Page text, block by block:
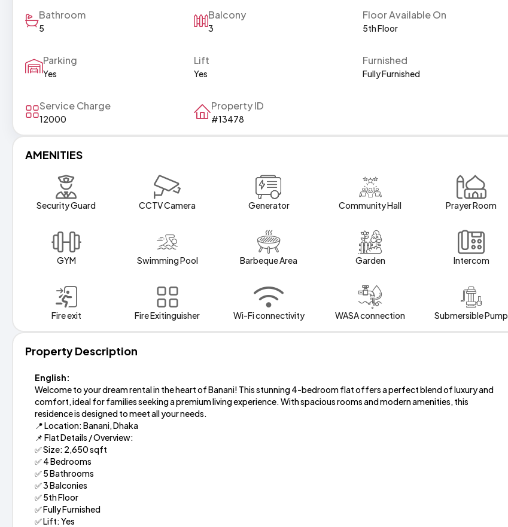
Bathroom
5
Balcony
3
Floor Available On
5th Floor
Parking
Yes
Lift
Yes
Furnished
Fully Furnished
Service Charge
12000
Property ID
#13478
AMENITIES
Security Guard CCTV Camera Generator Community Hall Prayer Room
GYM Swimming Pool Barbeque Area Garden Intercom
Fire exit Fire Exitinguisher Wi-Fi connectivity WASA connection Submersible Pump
Property Description
English:
Welcome to your dream rental in the heart of Banani! This stunning 4-bedroom flat offers a perfect blend of luxury and
comfort, ideal for families seeking a premium living experience. With spacious rooms and modern amenities, this
residence is designed to meet all your needs.
📍 Location: Banani, Dhaka
📌 Flat Details / Overview:
✅ Size: 2,650 sqft
✅ 4 Bedrooms
✅ 5 Bathrooms
✅ 3 Balconies
✅ 5th Floor
✅ Fully Furnished
✅ Lift: Yes